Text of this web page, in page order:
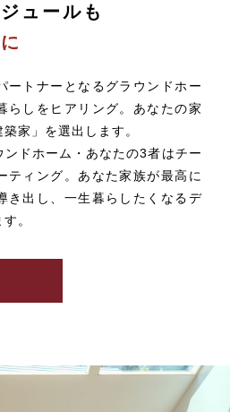
ュールも
ートナーとなるグラウンドホー
らしをヒアリング。 あなたの家
家」を選出します。
ドホーム・あなたの3者はチー
ティング。 あなた家族が最高に
き出し、一生暮らしたくなるデ
。